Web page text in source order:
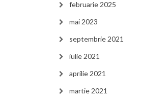
februarie 2025
mai 2023
septembrie 2021
iulie 2021
aprilie 2021
martie 2021